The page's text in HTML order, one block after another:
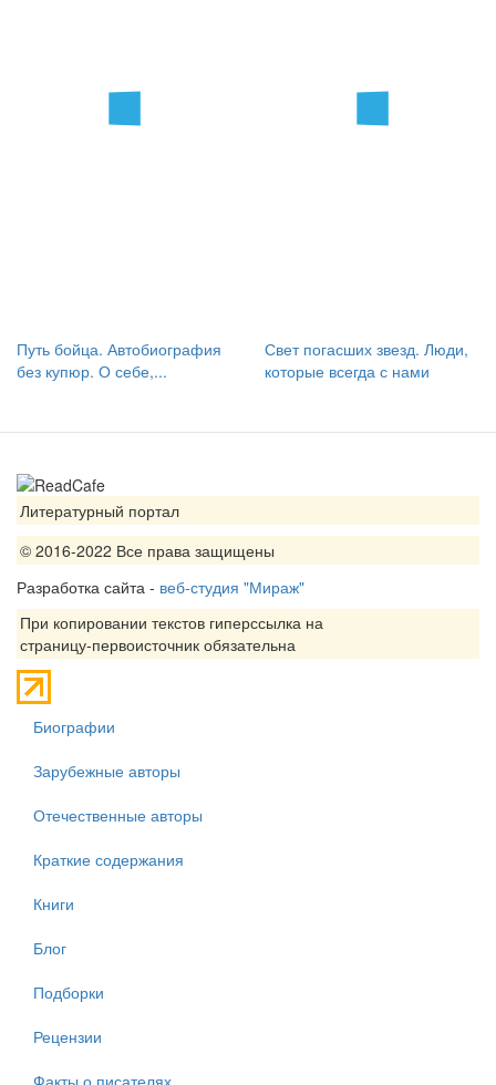
Путь бойца. Автобиография
без купюр. О себе,...
Свет погасших звезд. Люди,
которые всегда с нами
Литературный портал
© 2016-2022 Все права защищены
Разработка сайта - веб-студия "Мираж"
При копировании текстов гиперссылка на
страницу-первоисточник обязательна
Биографии
Зарубежные авторы
Отечественные авторы
Краткие содержания
Книги
Блог
Подборки
Рецензии